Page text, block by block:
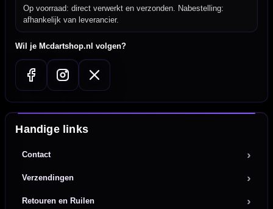
Op voorraad: direct verwerkt en verzonden. Nabestelling:
afhankelijk van leverancier.
Wil je Mcdartshop.nl volgen?
Handige links
Contact
Verzendingen
Retouren en Ruilen